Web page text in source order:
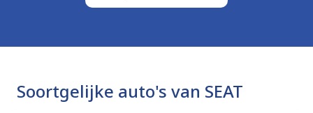
Soortgelijke auto's van SEAT